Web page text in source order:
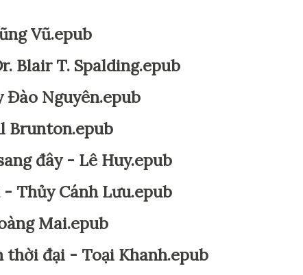
Vũ.epub
Blair T. Spalding.epub
Đào Nguyên.epub
Brunton.epub
đây - Lê Huy.epub
Thủy Cánh Lưu.epub
Mai.epub
thời đại - Toại Khanh.epub